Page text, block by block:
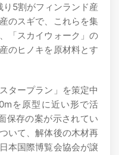
5割がフィンランド産
のスギで、これらを集
「スカイウォーク」の
のヒノキを原材料とす
タープラン」を策定中
を原型に近い形で活
保存の案が示されてい
いて、解体後の木材再
本国際博覧会協会が譲